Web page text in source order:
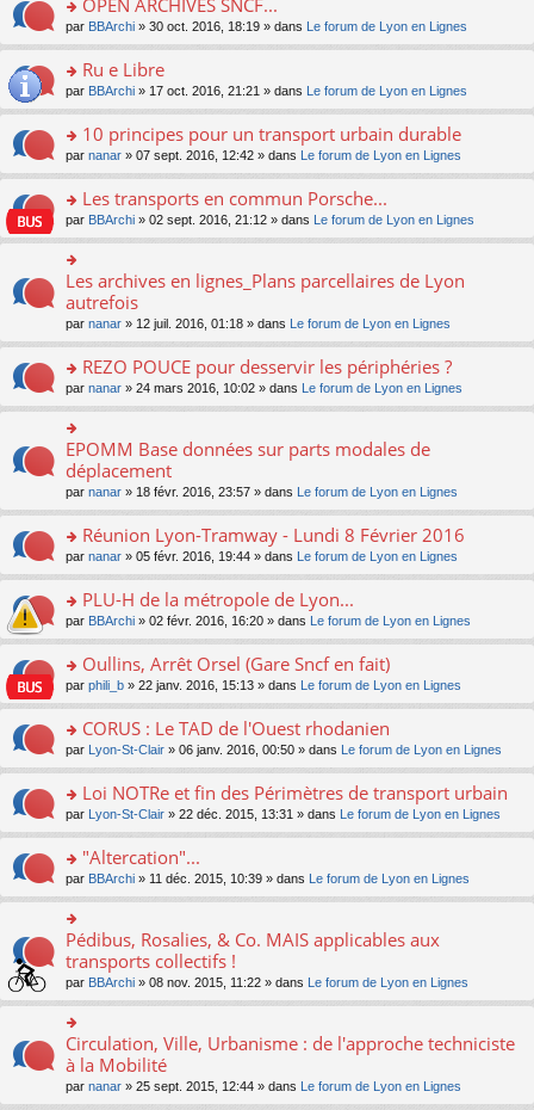
nt
ré
c
e
nt
le
pl
u
ré
c
e
nt
n
le
pl
u
ré
c
e
nt
a
g
e
n
n
le
pl
u
ré
c
e
nt
m
e
a
g
e
n
n
le
pl
u
s
ré
c
e
nt
ult
er
le
m
e
a
g
e
n
n
le
pl
u
s
e
nt
o
n
ult
er
le
m
e
a
g
e
n
o
lu
le
pl
u
s
c
nt
OPEN ARCHIVES SNCF...
par BBArchi » 30 oct. 2016, 18:19 » dans Le forum de Lyon en Lignes
o
n
ult
er
le
m
e
s
g
e
n
o
lu
le
pl
u
s
ré
e
Ru e Libre
par BBArchi » 17 oct. 2016, 21:21 » dans Le forum de Lyon en Lignes
o
n
ult
er
le
m
s
a
e
n
o
n
lu
le
pl
u
s
ré
e
10 principes pour un transport urbain durable
par nanar » 07 sept. 2016, 12:42 » dans Le forum de Lyon en Lignes
o
n
s
ult
er
le
m
e
s
a
e
n
o
n
pl
u
s
ré
e
Les transports en commun Porsche...
par BBArchi » 02 sept. 2016, 21:12 » dans Le forum de Lyon en Lignes
n
ult
er
le
m
e
s
s
a
g
e
n
o
lu
le
pl
u
s
c
e
nt
Les archives en lignes_Plans parcellaires de Lyon
autrefois
par nanar » 12 juil. 2016, 01:18 » dans Le forum de Lyon en Lignes
o
n
s
ult
er
le
m
e
s
a
e
n
o
lu
le
pl
u
s
e
nt
REZO POUCE pour desservir les périphéries ?
par nanar » 24 mars 2016, 10:02 » dans Le forum de Lyon en Lignes
o
n
ult
er
le
m
e
s
a
g
e
n
lu
le
pl
u
ré
c
e
nt
EPOMM Base données sur parts modales de
déplacement
par nanar » 18 févr. 2016, 23:57 » dans Le forum de Lyon en Lignes
o
n
ult
er
le
m
e
a
g
e
n
n
le
pl
u
s
ré
c
e
nt
Réunion Lyon-Tramway - Lundi 8 Février 2016
par nanar » 05 févr. 2016, 19:44 » dans Le forum de Lyon en Lignes
o
n
ult
er
le
m
e
a
g
e
n
n
le
pl
u
s
c
nt
PLU-H de la métropole de Lyon...
par BBArchi » 02 févr. 2016, 16:20 » dans Le forum de Lyon en Lignes
o
n
ult
er
le
m
e
a
g
e
n
o
n
lu
le
pl
u
s
ré
e
Oullins, Arrêt Orsel (Gare Sncf en fait)
par phili_b » 22 janv. 2016, 15:13 » dans Le forum de Lyon en Lignes
o
n
ult
er
le
m
e
s
g
e
n
o
n
lu
le
pl
u
CORUS : Le TAD de l'Ouest rhodanien
par Lyon-St-Clair » 06 janv. 2016, 00:50 » dans Le forum de Lyon en Lignes
o
n
ult
er
le
m
e
s
a
e
n
o
n
Loi NOTRe et fin des Périmètres de transport urbain
par Lyon-St-Clair » 22 déc. 2015, 13:31 » dans Le forum de Lyon en Lignes
o
n
s
ult
er
le
m
e
s
s
a
g
e
"Altercation"...
par BBArchi » 11 déc. 2015, 10:39 » dans Le forum de Lyon en Lignes
o
n
ult
er
le
m
e
s
Pédibus, Rosalies, & Co. MAIS applicables aux
transports collectifs !
par BBArchi » 08 nov. 2015, 11:22 » dans Le forum de Lyon en Lignes
o
n
ult
Circulation, Ville, Urbanisme : de l'approche techniciste
à la Mobilité
par nanar » 25 sept. 2015, 12:44 » dans Le forum de Lyon en Lignes